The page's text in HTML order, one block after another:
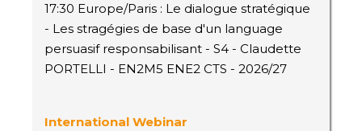
17:30 Europe/Paris : Le dialogue stratégique
- Les stragégies de base d'un language
persuasif responsabilisant - S4 - Claudette
PORTELLI - EN2M5 ENE2 CTS - 2026/27
International Webinar